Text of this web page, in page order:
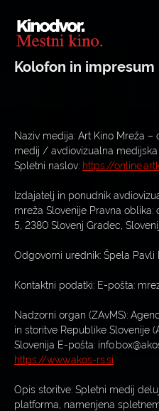
Kolofon in impresum
Naziv medija: Art Kino Mreža
medij / avdiovizualna
Spletni naslov: https://
Izdajatelj in ponudnik
mreža Slovenije Pravna oblika:
5, 2380 Slovenj Gradec,
Odgovorni urednik: Špela
Kontaktni podatki: E-pošta:
Nadzorni organ (ZAvMS):
in storitve Republike Slovenije
Slovenija E-pošta:
https://www.akos-rs.si
Opis storitve: Spletni medij
platforma, namenjena